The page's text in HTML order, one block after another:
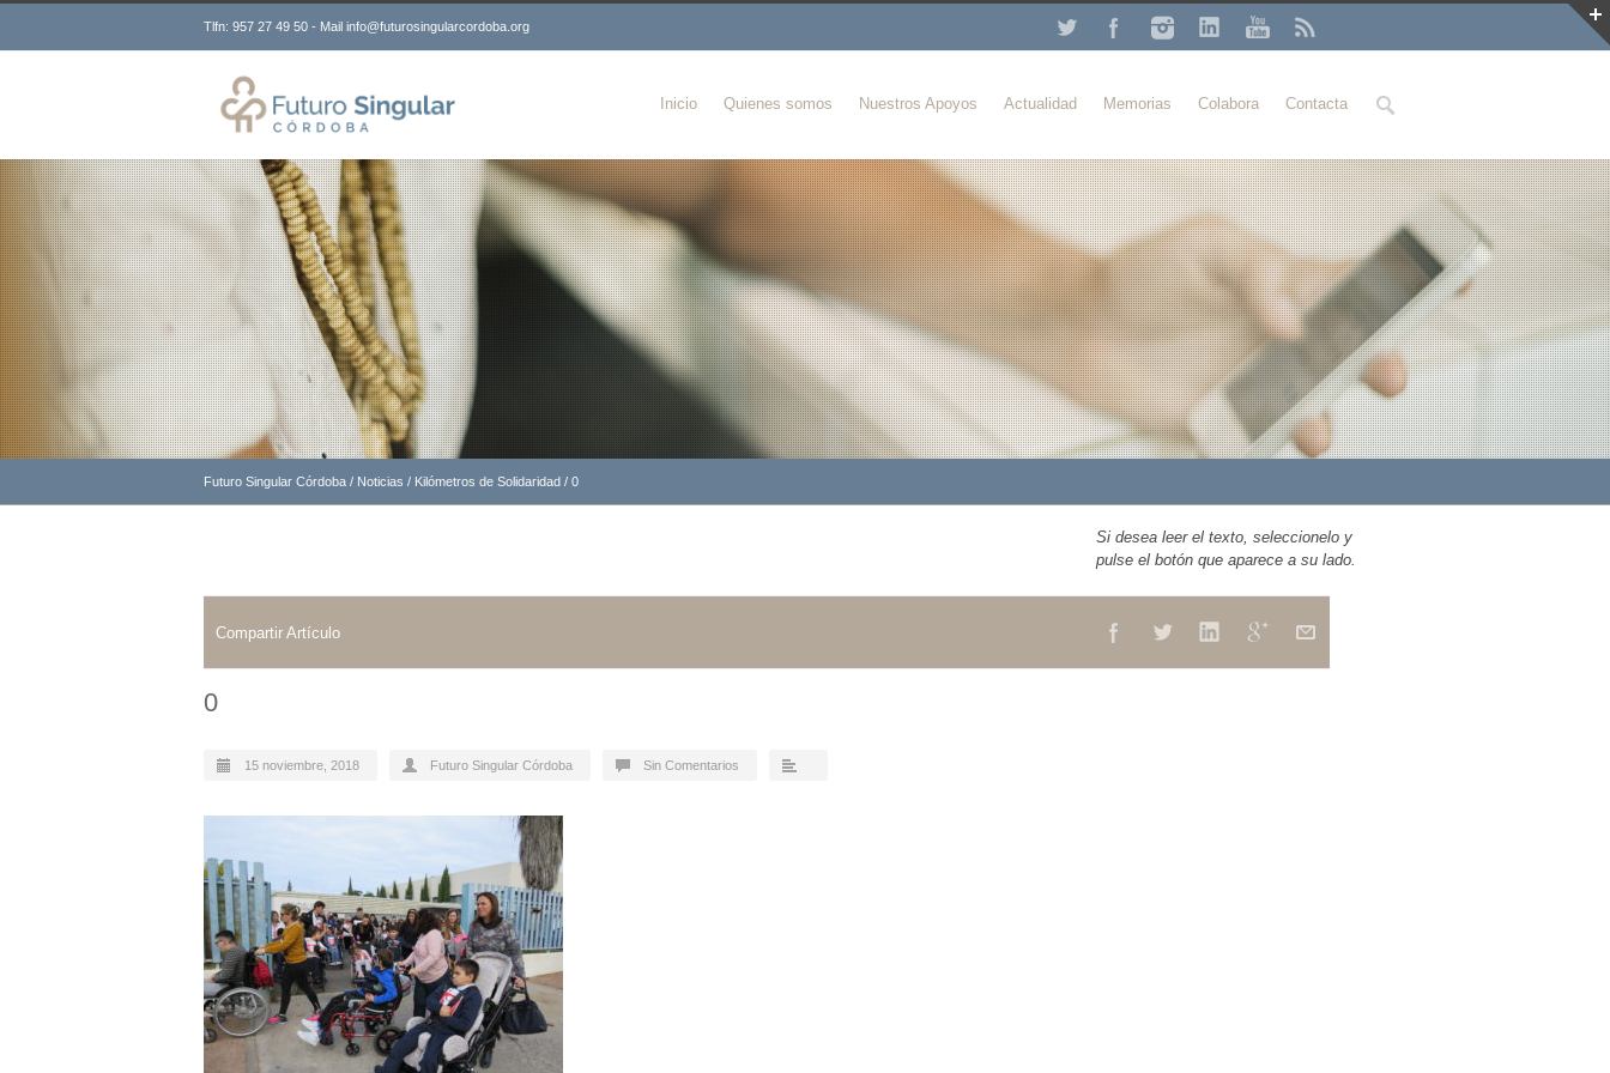
Tlfn: 957 27 49 50 - Mail info@futurosingularcordoba.org
Buscar
Inicio Quienes somos Nuestros Apoyos Actualidad Memorias Colabora Contacta
Futuro Singular Córdoba / Noticias / Kilómetros de Solidaridad / 0
Si desea leer el texto, seleccionelo y
pulse el botón que aparece a su lado.
Compartir Artículo
0
15 noviembre, 2018 Futuro Singular Córdoba Sin Comentarios